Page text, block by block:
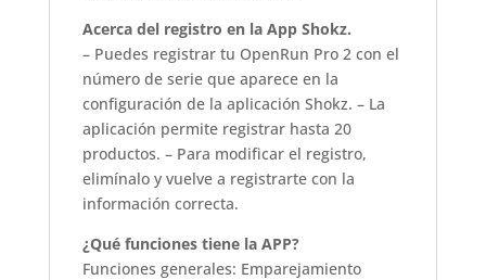
Acerca del registro en la App Shokz.
– Puedes registrar tu OpenRun Pro 2 con el
número de serie que aparece en la
configuración de la aplicación Shokz. – La
aplicación permite registrar hasta 20
productos. – Para modificar el registro,
elimínalo y vuelve a registrarte con la
información correcta.
¿Qué funciones tiene la APP?
Funciones generales: Emparejamiento